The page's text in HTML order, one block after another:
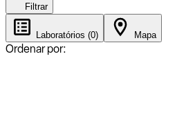
Filtrar
Laboratórios (0) Mapa
Ordenar por: